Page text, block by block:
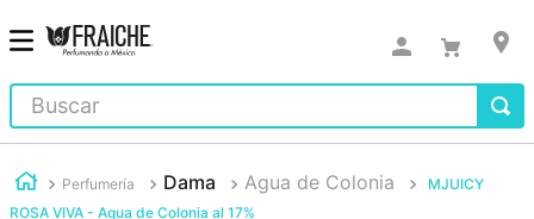
Buscar
Perfumería Dama Agua de Colonia
MJUICY
ROSA VIVA - Agua de Colonia al 17%